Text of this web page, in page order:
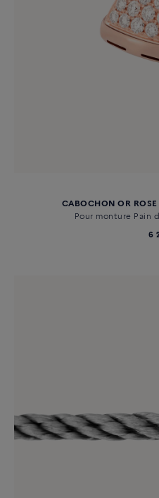
CABOCHON OR
Pour monture Pain
6